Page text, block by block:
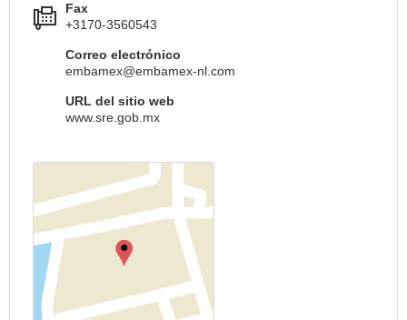
Fax
+3170-3560543
Correo electrónico
embamex@embamex-nl.com
URL del sitio web
www.sre.gob.mx